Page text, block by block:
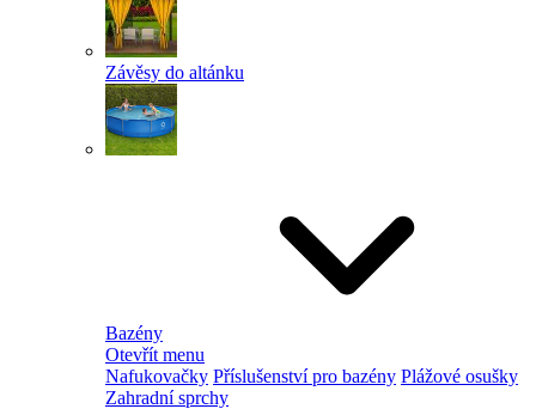
Závěsy do altánku
Bazény
Otevřít menu
Nafukovačky Příslušenství pro bazény Plážové osušky
Zahradní sprchy